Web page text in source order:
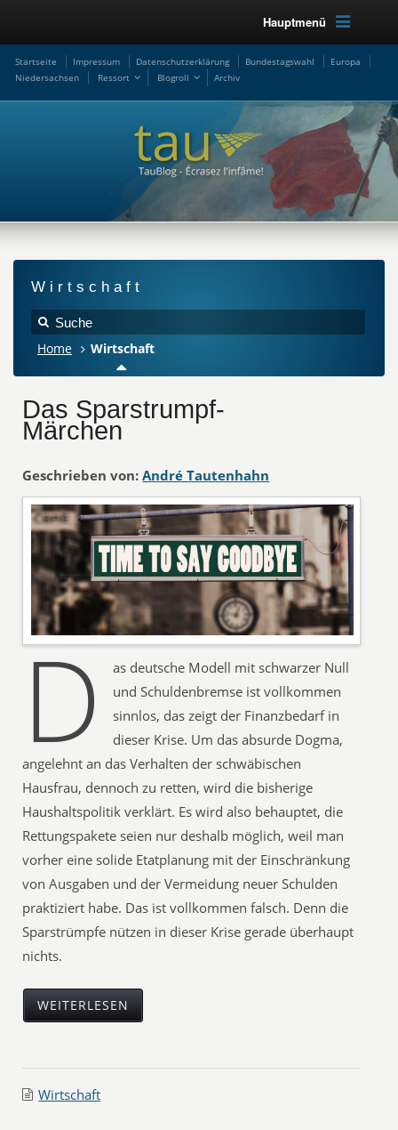
Hauptmenü
Startseite Impressum Datenschutzerklärung Bundestagswahl
Europa
Niedersachsen
Ressort Blogroll Archiv
Wirtschaft
Home Wirtschaft
Das Sparstrumpf-
Märchen
Geschrieben von: André Tautenhahn
D
as deutsche Modell mit schwarzer Null
und Schuldenbremse ist vollkommen
sinnlos, das zeigt der Finanzbedarf in
dieser Krise. Um das absurde Dogma,
angelehnt an das Verhalten der schwäbischen
Hausfrau, dennoch zu retten, wird die bisherige
Haushaltspolitik verklärt. Es wird also behauptet, die
Rettungspakete seien nur deshalb möglich, weil man
vorher eine solide Etatplanung mit der Einschränkung
von Ausgaben und der Vermeidung neuer Schulden
praktiziert habe. Das ist vollkommen falsch. Denn die
Sparstrümpfe nützen in dieser Krise gerade überhaupt
nichts.
WEITERLESEN
Wirtschaft